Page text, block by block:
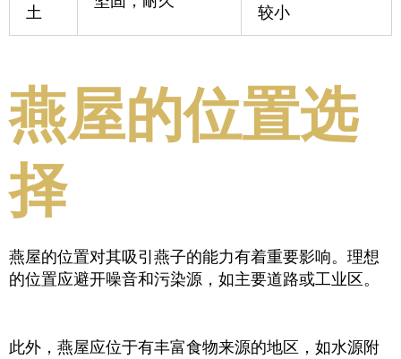
土 较小
燕屋的位置选
择
燕屋的位置对其吸引燕子的能力有着重要影响。理想
的位置应避开噪音和污染源，如主要道路或工业区。
此外，燕屋应位于有丰富食物来源的地区，如水源附